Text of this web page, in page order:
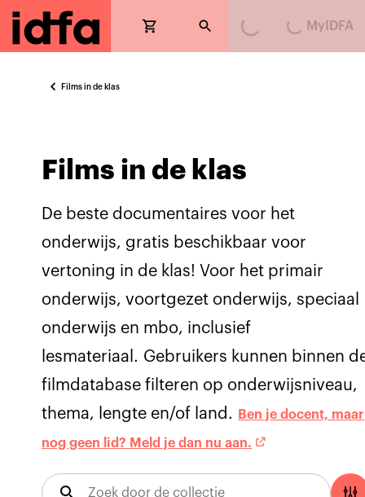
Loading...Loading... MyIDFA
Films in de klas
Films in de klas
De beste documentaires voor het
onderwijs, gratis beschikbaar voor
vertoning in de klas! Voor het primair
onderwijs, voortgezet onderwijs, speciaal
onderwijs en mbo, inclusief
lesmateriaal. Gebruikers kunnen binnen
filmdatabase filteren op onderwijsniveau,
thema, lengte en/of land.
Ben je docent, maar
nog geen lid? Meld je dan nu aan.